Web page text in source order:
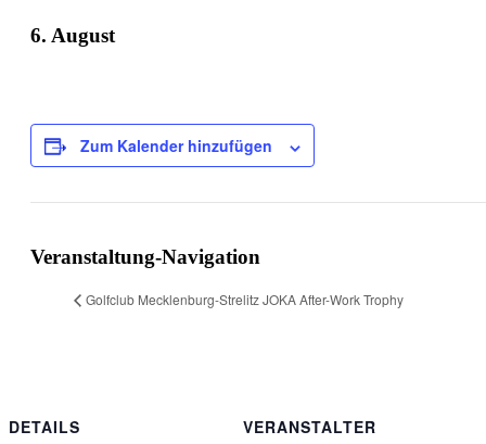
6. August
Zum Kalender hinzufügen
Veranstaltung-Navigation
Golfclub Mecklenburg-Strelitz JOKA After-Work Trophy
DETAILS
VERANSTALTER